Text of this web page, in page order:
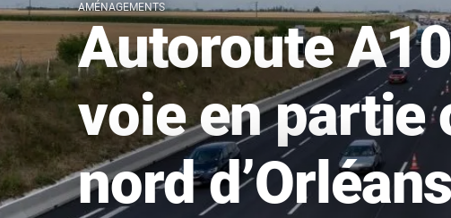
AMÉNAGEMENTS
Autoroute
voie en partie
nord d’Orléans